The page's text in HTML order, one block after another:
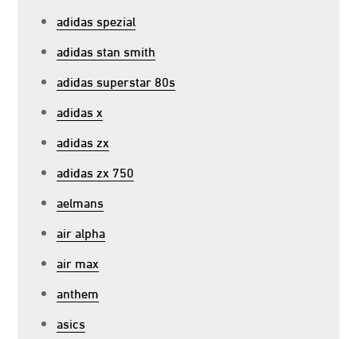
adidas spezial
adidas stan smith
adidas superstar 80s
adidas x
adidas zx
adidas zx 750
aelmans
air alpha
air max
anthem
asics